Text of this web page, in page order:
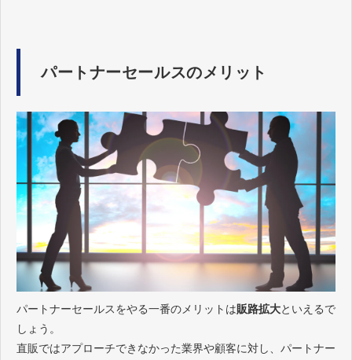
パートナーセールスのメリット
パートナーセールスをやる一番のメリットは販路拡大といえるで
しょう。
直販ではアプローチできなかった業界や顧客に対し、パートナー